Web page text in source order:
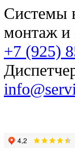
Системы
монтаж и
+7 (925)